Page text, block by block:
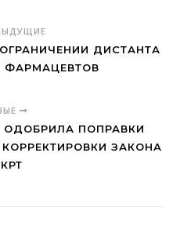
ДИСТАНТА
ФАРМАЦЕВТОВ
ОДОБРИЛА ПОПРАВКИ
ЗАКОНА